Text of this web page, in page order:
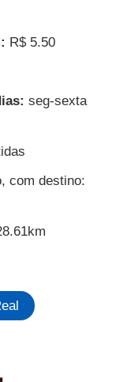
R$ 5.50
seg-sexta
com destino: